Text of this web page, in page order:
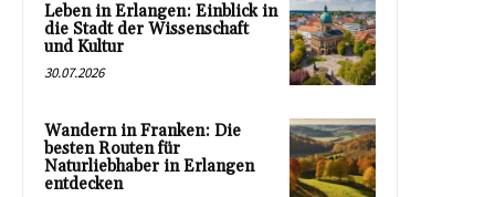
Leben in Erlangen: Einblick in
die Stadt der Wissenschaft
und Kultur
30.07.2026
Wandern in Franken: Die
besten Routen für
Naturliebhaber in Erlangen
entdecken